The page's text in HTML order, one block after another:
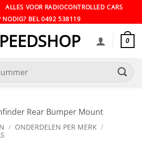
ALLES VOOR RADIOCONTROLLED CARS
NODIG? BEL 0492 538119
0
/ ONDERDELEN PER MERK /